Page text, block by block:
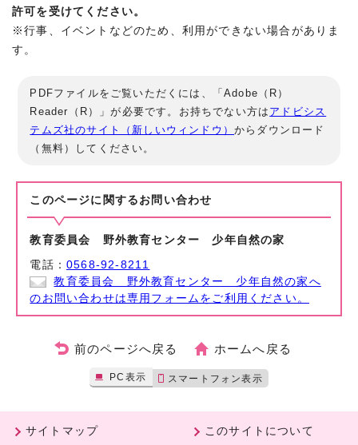
許可を受けてください。
※行事、イベントなどのため、利用ができない場合がありま
す。
PDFファイルをご覧いただくには、「Adobe（R）
Reader（R）」が必要です。お持ちでない方は アドビシス
テムズ社のサイト（新しいウィンドウ）からダウンロード
（無料）してください。
このページに関する お問い合わせ
教育委員会 野外教育センター 少年自然の家
電話：0568-92-8211
教育委員会 野外教育センター 少年自然の家へ
のお問い合わせは専用フォームをご利用ください。
前のページへ戻る ホームへ戻る
PC表示 スマートフォン表示
サイトマップ
このサイトについて